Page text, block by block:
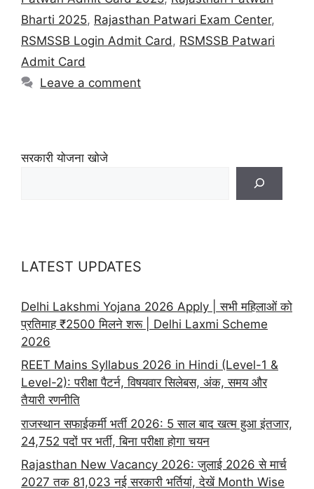
Bharti 2025, Rajasthan Patwari Exam Center,
RSMSSB Login Admit Card , RSMSSB Patwari
Admit Card
Leave a comment
सरकारी योजना खोजे
LATEST UPDATES
Delhi Lakshmi Yojana 2026 Apply | सभी महिलाओं को
प्रतिमाह ₹2500 मिलने शरू | Delhi Laxmi Scheme
2026
REET Mains Syllabus 2026 in Hindi (Level-1 &
Level-2): परीक्षा पैटर्न, विषयवार सिलेबस, अंक, समय और
तैयारी रणनीति
राजस्थान सफाईकर्मी भर्ती 2026: 5 साल बाद खत्म हुआ इंतजार,
24,752 पदों पर भर्ती, बिना परीक्षा होगा चयन
Rajasthan New Vacancy 2026: जुलाई 2026 से मार्च
2027 तक 81,023 नई सरकारी भर्तियां, देखें Month Wise